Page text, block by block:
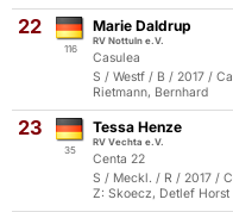
22
116
Marie Daldrup
RV Nottuln e.V.
Casulea
S / Westf / B / 2017 /
Rietmann, Bernhard
23
35
Tessa Henze
RV Vechta e.V.
Centa 22
S / Meckl. / R / 2017 /
Z: Skoecz, Detlef Horst